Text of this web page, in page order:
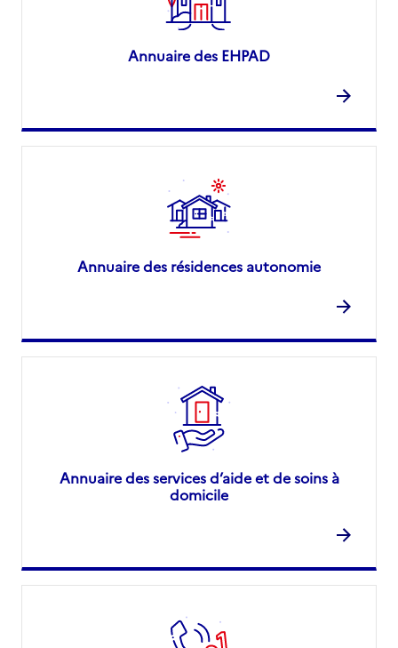
Annuaire des EHPAD
Annuaire des résidences autonomie
Annuaire des services d’aide et de soins à
domicile